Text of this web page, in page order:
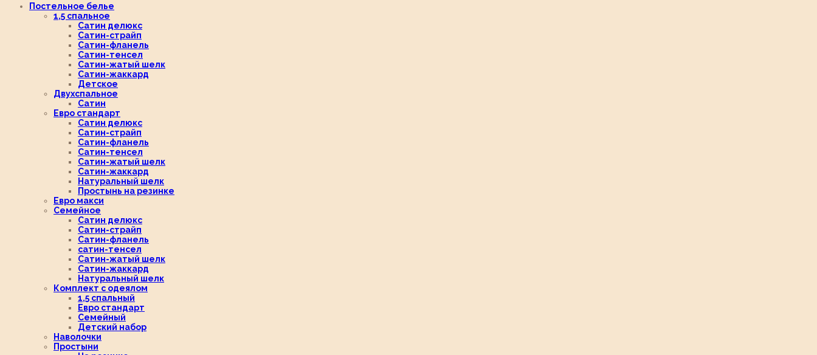
Постельное белье
1,5 спальное
Сатин делюкс
Сатин-страйп
Сатин-фланель
Сатин-тенсел
Сатин-жатый шелк
Сатин-жаккард
Детское
Двухспальное
Сатин
Евро стандарт
Сатин делюкс
Сатин-страйп
Сатин-фланель
Сатин-тенсел
Сатин-жатый шелк
Сатин-жаккард
Натуральный шелк
Простынь на резинке
Евро макси
Семейное
Сатин делюкс
Сатин-страйп
Сатин-фланель
сатин-тенсел
Сатин-жатый шелк
Сатин-жаккард
Натуральный шелк
Комплект с одеялом
1,5 спальный
Евро стандарт
Семейный
Детский набор
Наволочки
Простыни